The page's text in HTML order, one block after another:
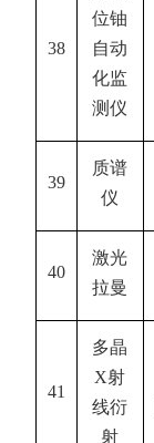
38
位铀
自动
化监
测仪
39
质谱
仪
40
激光
拉曼
41
多晶
X射
线衍
射